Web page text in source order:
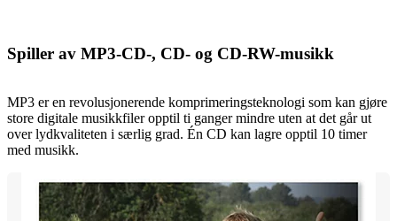
Spiller av MP3-CD-, CD- og CD-RW-musikk
MP3 er en revolusjonerende komprimeringsteknologi som kan gjøre
store digitale musikkfiler opptil ti ganger mindre uten at det går ut
over lydkvaliteten i særlig grad. Én CD kan lagre opptil 10 timer
med musikk.